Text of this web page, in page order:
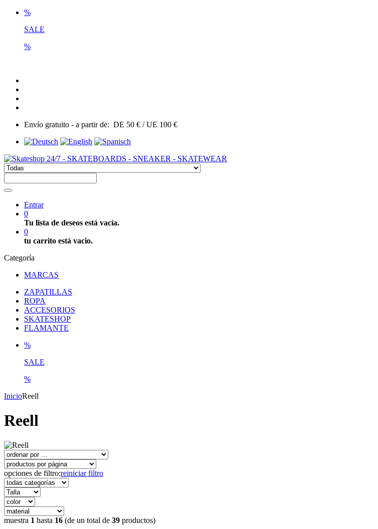
%
SALE
%
Envío gratuito - a partir de: DE 50 € / UE 100 €
Entrar
0
Tu lista de deseos está vacía.
0
tu carrito está vacio.
Categoría
MARCAS
ZAPATILLAS
ROPA
ACCESORIOS
SKATESHOP
FLAMANTE
%
SALE
%
InicioReell
Reell
opciones de filtro:reiniciar filtro
muestra 1 hasta 16 (de un total de 39 productos)